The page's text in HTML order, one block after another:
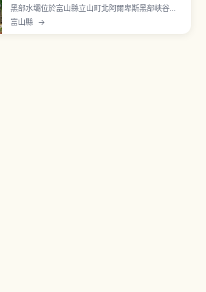
黑部水壩位於富山縣立山町北阿爾卑斯黑部峽谷，
海拔約1,454公尺。堤高186公尺、壩頂長度492
公尺，1956年動工、1963年完工，由關西電力建
富山縣 →